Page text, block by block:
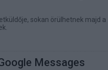
sokan örülhetnek majd a
Messages